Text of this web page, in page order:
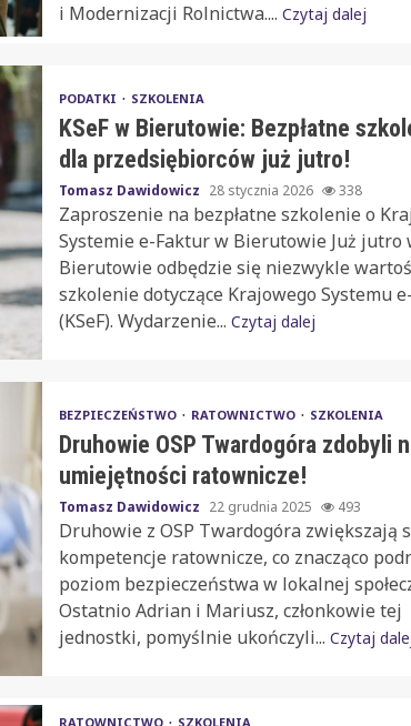
i Modernizacji Rolnictwa.... Czytaj dalej
PODATKI SZKOLENIA
KSeF w Bierutowie: Bezpłatne
dla przedsiębiorców już jutro!
Tomasz Dawidowicz 28 stycznia 2026 338
Zaproszenie na bezpłatne szkolenie o
Systemie e-Faktur w Bierutowie Już jutro
Bierutowie odbędzie się niezwykle
szkolenie dotyczące Krajowego Systemu
(KSeF). Wydarzenie... Czytaj dalej
BEZPIECZEŃSTWO RATOWNICTWO SZKOLENIA
Druhowie OSP Twardogóra zdobyli
umiejętności ratownicze!
Tomasz Dawidowicz 22 grudnia 2025 493
Druhowie z OSP Twardogóra zwiększają
kompetencje ratownicze, co znacząco
poziom bezpieczeństwa w lokalnej
Ostatnio Adrian i Mariusz, członkowie tej
jednostki, pomyślnie ukończyli... Czytaj
RATOWNICTWO SZKOLENIA